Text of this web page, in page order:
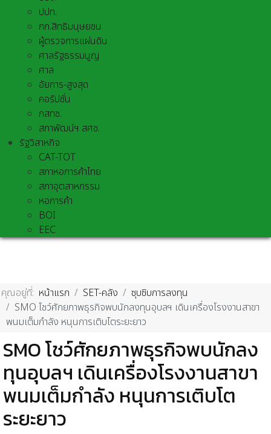
ปปท.
กก.สิทธิมนุษยชน
ผู้ตรวจการแผ่นดิน
ศาลรัฐธรรมนูญ
ศาล
อัยการ-สูงสุด
คอรัปชั่น
กสทช.
สภาพัฒน์ฯ สศช.
รัฐวิสาหกิจ
CAT-TOT
สภาหอการค้าไทย
สภาอุตสาหกรรม
หอการค้า
BOI
EEC
คุณอยู่ที่: หน้าแรก SET-คลัง
ซุบซิบการลงทุน
SMO โชว์ศักยภาพธุรกิจพบนักลงทุนอุบลฯ เดินเครื่องโรงงานสาขา
พนมเต็มกำลัง หนุนการเติบโตระยะยาว
SMO โชว์ศักยภาพธุรกิจพบนักลง
ทุนอุบลฯ เดินเครื่องโรงงานสาขา
พนมเต็มกำลัง หนุนการเติบโต
ระยะยาว